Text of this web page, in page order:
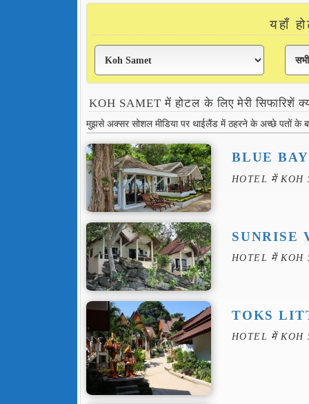
यहाँ
KOH SAMET में होटल के लिए मेरी सिफारिशें
मुझसे अक्सर सोशल मीडिया पर थाईलैंड में ठहरने के अच्छे पतों के
BLUE
HOTEL में KOH
SUNRISE
HOTEL में KOH
TOKS
HOTEL में KOH